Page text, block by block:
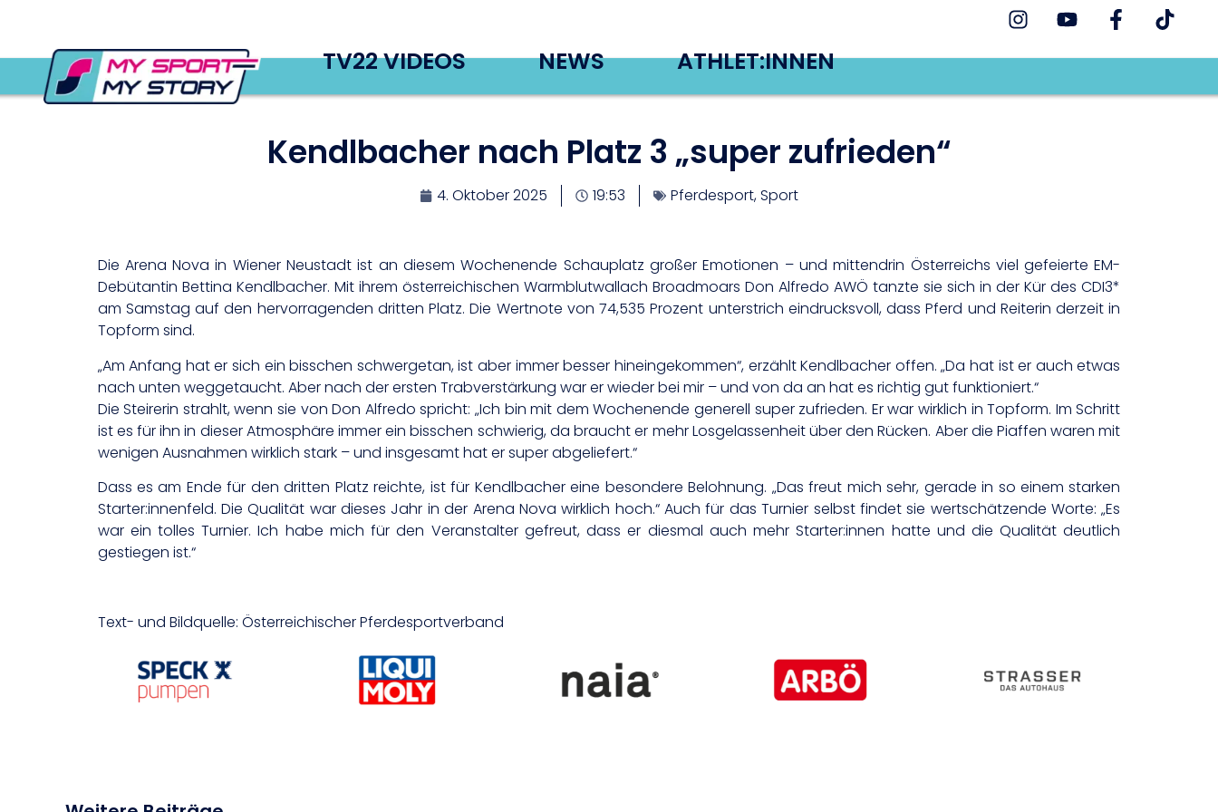
TV22 VIDEOS NEWS ATHLET:INNEN
Kendlbacher nach Platz 3 „super zufrieden“
4. Oktober 2025 19:53 Pferdesport,Sport
Die Arena Nova in Wiener Neustadt ist an diesem Wochenende Schauplatz großer Emotionen – und mittendrin Österreichs viel gefeierte EM-
Debütantin Bettina Kendlbacher. Mit ihrem österreichischen Warmblutwallach Broadmoars Don Alfredo AWÖ tanzte sie sich in der Kür des CDI3*
am Samstag auf den hervorragenden dritten Platz. Die Wertnote von 74,535 Prozent unterstrich eindrucksvoll, dass Pferd und Reiterin derzeit in
Topform sind.
„Am Anfang hat er sich ein bisschen schwergetan, ist aber immer besser hineingekommen“, erzählt Kendlbacher offen. „Da hat ist er auch etwas
nach unten weggetaucht. Aber nach der ersten Trabverstärkung war er wieder bei mir – und von da an hat es richtig gut funktioniert.“
Die Steirerin strahlt, wenn sie von Don Alfredo spricht: „Ich bin mit dem Wochenende generell super zufrieden. Er war wirklich in Topform. Im Schritt
ist es für ihn in dieser Atmosphäre immer ein bisschen schwierig, da braucht er mehr Losgelassenheit über den Rücken. Aber die Piaffen waren mit
wenigen Ausnahmen wirklich stark – und insgesamt hat er super abgeliefert.“
Dass es am Ende für den dritten Platz reichte, ist für Kendlbacher eine besondere Belohnung. „Das freut mich sehr, gerade in so einem starken
Starter:innenfeld. Die Qualität war dieses Jahr in der Arena Nova wirklich hoch.“ Auch für das Turnier selbst findet sie wertschätzende Worte: „Es
war ein tolles Turnier. Ich habe mich für den Veranstalter gefreut, dass er diesmal auch mehr Starter:innen hatte und die Qualität deutlich
gestiegen ist.“
Text- und Bildquelle: Österreichischer Pferdesportverband